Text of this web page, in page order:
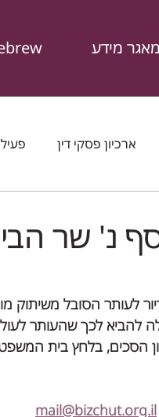
מאגר מידע
ארכיון פסקי דין
לעותר הסובל משיתוק
להביא לכך שהעותר
הסכים, בלחץ בית
mail@bizchut.org.il